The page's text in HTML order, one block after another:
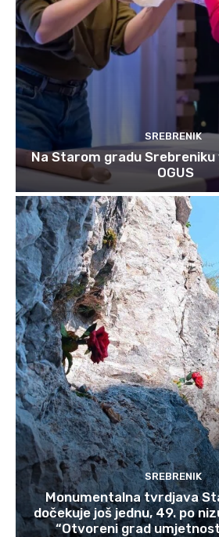
SREBRENIK
Na Starom gradu
OGUS
SREBRENIK
Monumentalna tvrdjava
dočekuje još jednu, 49. po
“Otvoreni grad